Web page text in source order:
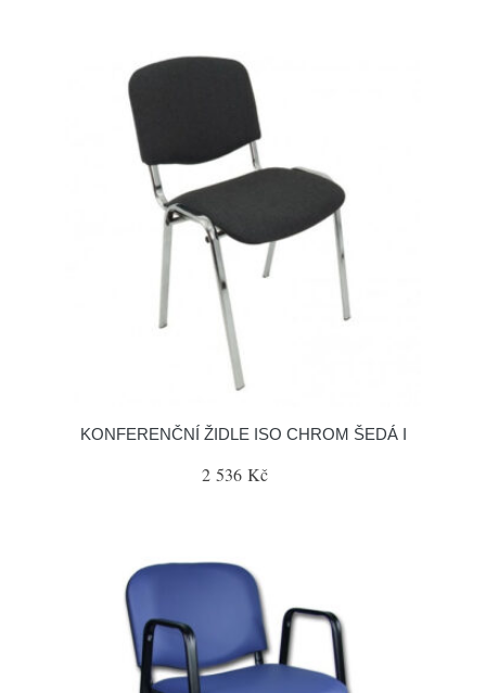
KONFERENČNÍ ŽIDLE ISO CHROM ŠEDÁ I
2 536 Kč